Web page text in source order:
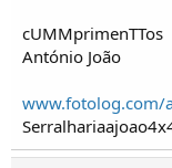
cUMMprimenTTos
António João
www.fotolog.com/